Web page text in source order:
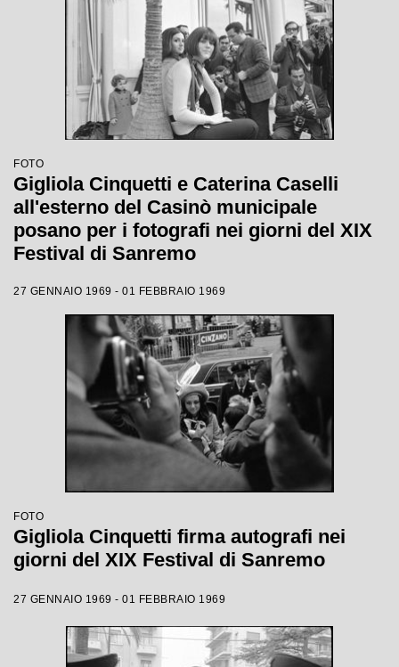
FOTO
Gigliola Cinquetti e Caterina Caselli
all'esterno del Casinò municipale
posano per i fotografi nei giorni del XIX
Festival di Sanremo
27 GENNAIO 1969 - 01 FEBBRAIO 1969
FOTO
Gigliola Cinquetti firma autografi nei
giorni del XIX Festival di Sanremo
27 GENNAIO 1969 - 01 FEBBRAIO 1969